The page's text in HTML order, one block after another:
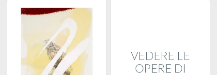
VEDERE LE
OPERE DI